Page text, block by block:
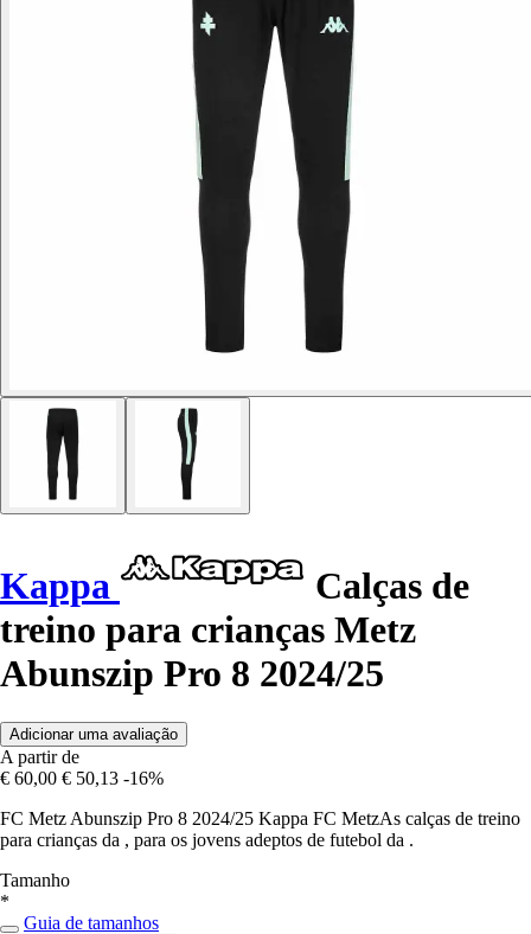
Kappa
Calças de
treino para crianças Metz
Abunszip Pro 8 2024/25
Adicionar uma avaliação
A partir de
€ 60,00 € 50,13 -16%
FC Metz Abunszip Pro 8 2024/25 Kappa FC MetzAs calças de treino
para crianças da , para os jovens adeptos de futebol da .
Tamanho
*
Guia de tamanhos